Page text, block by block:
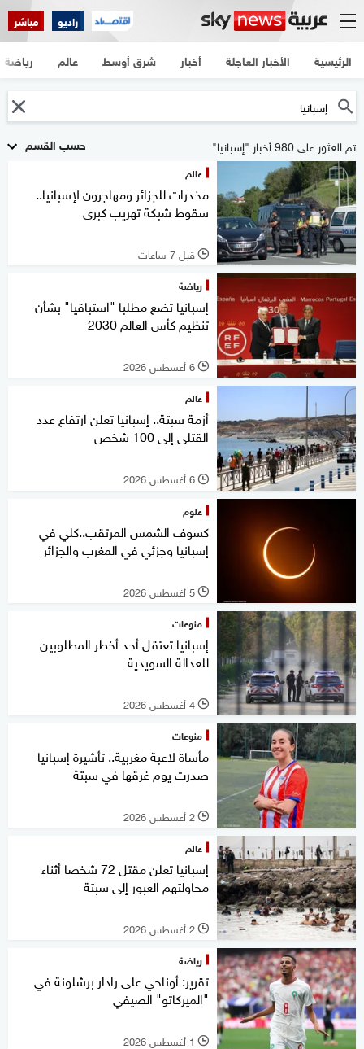
راديو مباشر
الرئيسية الأخبار العاجلة أخبار شرق أوسط عالم رياضة
حسب القسم تم العثور على 980 أخبار "إسبانيا"
عالم
مخدرات للجزائر ومهاجرون لإسبانيا..
سقوط شبكة تهريب كبرى
l قبل 7 ساعات
رياضة
إسبانيا تضع مطلبا "استباقيا" بشأن
تنظيم كأس العالم 2030
l 6 أغسطس 2026
عالم
أزمة سبتة.. إسبانيا تعلن ارتفاع عدد
القتلى إلى 100 شخص
l 6 أغسطس 2026
علوم
كسوف الشمس المرتقب..كلي في
إسبانيا وجزئي في المغرب والجزائر
l 5 أغسطس 2026
منوعات
إسبانيا تعتقل أحد أخطر المطلوبين
للعدالة السويدية
l 4 أغسطس 2026
منوعات
مأساة لاعبة مغربية.. تأشيرة إسبانيا
صدرت يوم غرقها في سبتة
l 2 أغسطس 2026
عالم
إسبانيا تعلن مقتل 72 شخصا أثناء
محاولتهم العبور إلى سبتة
l 2 أغسطس 2026
رياضة
تقرير: أوناحي على رادار برشلونة في
"الميركاتو" الصيفي
l 1 أغسطس 2026